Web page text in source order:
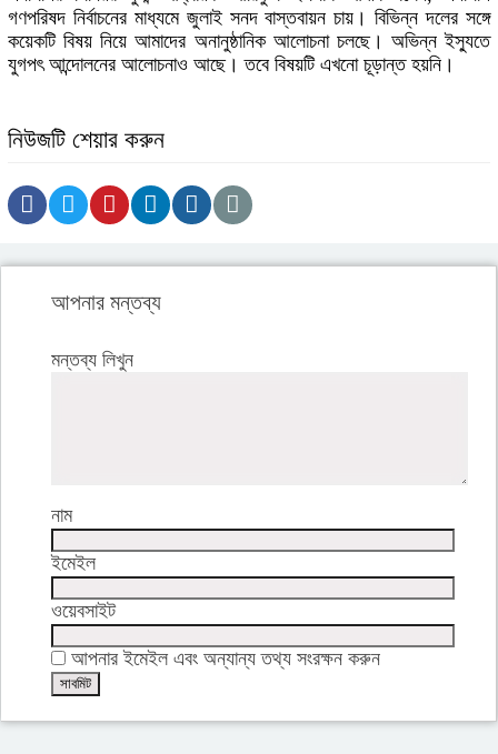
গণপরিষদ নির্বাচনের মাধ্যমে জুলাই সনদ বাস্তবায়ন চায়। বিভিন্ন দলের সঙ্গে
কয়েকটি বিষয় নিয়ে আমাদের অনানুষ্ঠানিক আলোচনা চলছে। অভিন্ন ইস্যুতে
যুগপৎ আন্দোলনের আলোচনাও আছে। তবে বিষয়টি এখনো চূড়ান্ত হয়নি।
নিউজটি শেয়ার করুন
আপনার মন্তব্য
মন্তব্য লিখুন
নাম
ইমেইল
ওয়েবসাইট
আপনার ইমেইল এবং অন্যান্য তথ্য সংরক্ষন করুন